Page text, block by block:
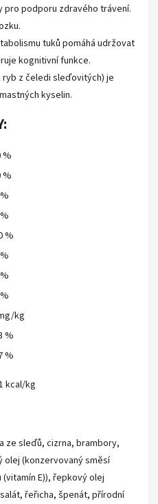
pro podporu zdravého trávení.
tuků pomáhá udržovat
kognitivní funkce.
z čeledi sleďovitých) je
kyselin.
%
%
%
kg
%
%
kcal/kg
ze sleďů, cizrna, brambory,
olej (konzervovaný směsí
E)), řepkový olej
řeřicha, špenát, přírodní